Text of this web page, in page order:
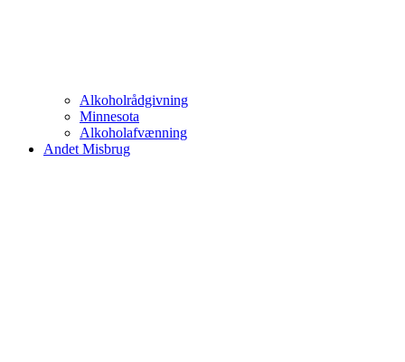
Alkoholrådgivning
Minnesota
Alkoholafvænning
Andet Misbrug